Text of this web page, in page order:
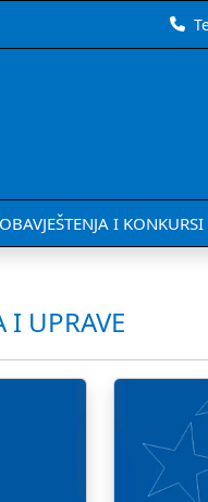
OBAVJEŠTENJA I KONKURSI
I UPRAVE